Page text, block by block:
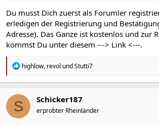
Du musst Dich zuerst als Forumler
erledigen der Registrierung und
Adresse). Das Ganze ist kostenlos und zur
kommst Du unter diesem ---> Link <---.
R
a
t
i
o
highlow, revol undStutti7
S Schicker187
erprobter Rheinländer